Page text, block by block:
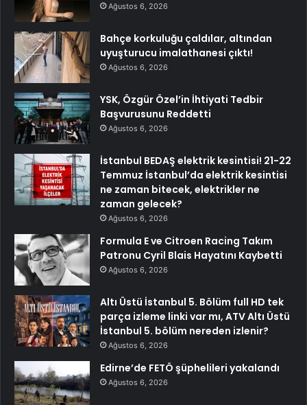
Ağustos 6, 2026
Bahçe korkuluğu çaldılar, altından
uyuşturucu imalathanesi çıktı!
Ağustos 6, 2026
YSK, Özgür Özel’in İhtiyati Tedbir
Başvurusunu Reddetti
Ağustos 6, 2026
İstanbul BEDAŞ elektrik kesintisi! 21-22
Temmuz İstanbul’da elektrik kesintisi
ne zaman bitecek, elektrikler ne
zaman gelecek?
Ağustos 6, 2026
Formula E ve Citroen Racing Takım
Patronu Cyril Blais Hayatını Kaybetti
Ağustos 6, 2026
Altı Üstü İstanbul 5. Bölüm full HD tek
parça izleme linki var mı, ATV Altı Üstü
İstanbul 5. bölüm nereden izlenir?
Ağustos 6, 2026
Edirne’de FETÖ şüphelileri yakalandı
Ağustos 6, 2026